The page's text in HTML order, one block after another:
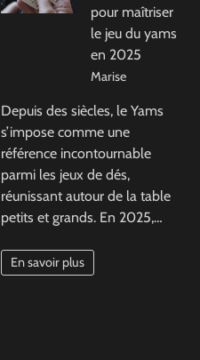
pour maîtriser
le jeu du yams
en 2025
Marise
Depuis des siècles, le Yams
s’impose comme une
référence incontournable
parmi les jeux de dés,
réunissant autour de la table
petits et grands. En 2025,…
En savoir plus